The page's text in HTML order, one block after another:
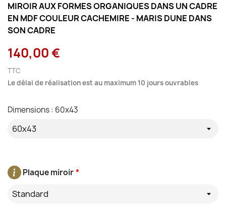
MIROIR AUX FORMES ORGANIQUES DANS UN CADRE
EN MDF COULEUR CACHEMIRE - MARIS DUNE DANS
SON CADRE
140,00 €
TTC
Le délai de réalisation est au maximum 10 jours ouvrables
*
Plaque miroir
Standard
Dimensions : 60x43